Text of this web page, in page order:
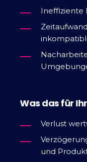
Ineffiziente
Was das für
Verlust
und